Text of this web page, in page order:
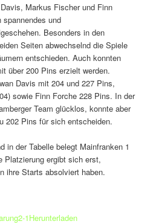
Markus Fischer und Finn
und
Besonders in den
Seiten abwechselnd die Spiele
entschieden. Auch konnten
über 200 Pins erzielt werden.
Davis mit 204 und 227 Pins,
sowie Finn Forche 228 Pins. In der
Team glücklos, konnte aber
202 Pins für sich entscheiden.
in der Tabelle belegt Mainfranken 1
Platzierung ergibt sich erst,
ihre Starts absolviert haben.
1Herunterladen